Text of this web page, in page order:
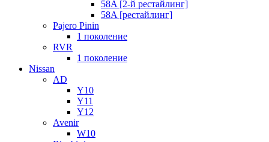
58A [2-й рестайлинг]
58A [рестайлинг]
Pajero Pinin
1 поколение
RVR
1 поколение
Nissan
AD
Y10
Y11
Y12
Avenir
W10